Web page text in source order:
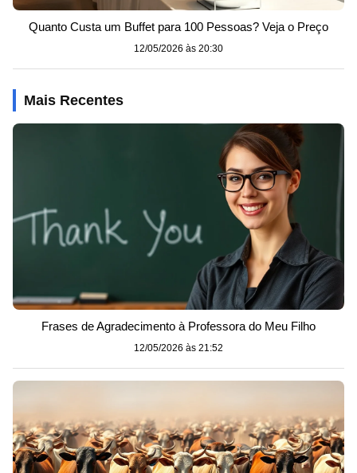
Quanto Custa um Buffet para 100 Pessoas? Veja o Preço
12/05/2026 às 20:30
Mais Recentes
Frases de Agradecimento à Professora do Meu Filho
12/05/2026 às 21:52